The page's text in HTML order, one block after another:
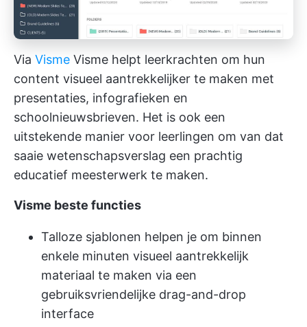
Via Visme Visme helpt leerkrachten om hun
content visueel aantrekkelijker te maken met
presentaties, infografieken en
schoolnieuwsbrieven. Het is ook een
uitstekende manier voor leerlingen om van dat
saaie wetenschapsverslag een prachtig
educatief meesterwerk te maken.
Visme beste functies
Talloze sjablonen helpen je om binnen
enkele minuten visueel aantrekkelijk
materiaal te maken via een
gebruiksvriendelijke drag-and-drop
interface